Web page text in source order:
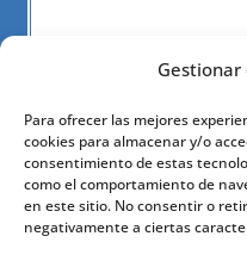
Para ofrecer las mejores
cookies para almacenar y/o
consentimiento de estas
como el comportamiento de
en este sitio. No consentir o
negativamente a ciertas
INFORMACIÓN
 Política de